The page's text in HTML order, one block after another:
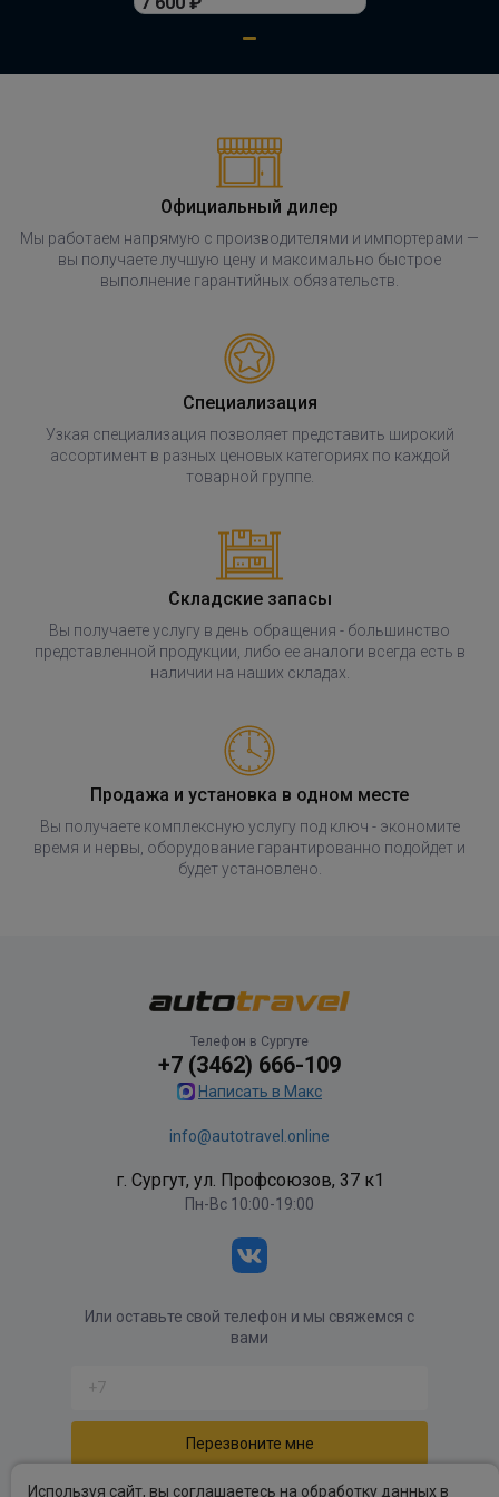
В корзину
универсальная
ПОД ЗАКАЗ ОТ 14 ДНЕЙ
по запросу
В корзину
Комплект электропроводки
КонцептАвто для ТСУ 7 контактная
ПОД ЗАКАЗ ОТ 14 ДНЕЙ
по запросу
В корзину
Полный комплект электропроводки
фаркопа Лидер-плюс, универсальный
ПОД ЗАКАЗ ОТ 14 ДНЕЙ
по запросу
В корзину
Официальный дилер
Мы работаем напрямую с производителями и импортерами —
вы получаете лучшую цену и максимально быстрое
выполнение гарантийных обязательств.
Специализация
Узкая специализация позволяет представить широкий
ассортимент в разных ценовых категориях по каждой
товарной группе.
Складские запасы
Вы получаете услугу в день обращения - большинство
представленной продукции, либо ее аналоги всегда есть в
наличии на наших складах.
Продажа и установка в одном месте
Вы получаете комплексную услугу под ключ - экономите
время и нервы, оборудование гарантированно подойдет и
будет установлено.
Телефон в Сургуте
+7 (3462) 666-109
Написать в Макс
info@autotravel.online
г. Сургут, ул. Профсоюзов, 37 к1
Пн-Вс 10:00-19:00
Или оставьте свой телефон и мы свяжемся с
вами
Отправляя форму вы соглашаетесь сполитикой
Используя сайт, вы соглашаетесь на обработку данных в